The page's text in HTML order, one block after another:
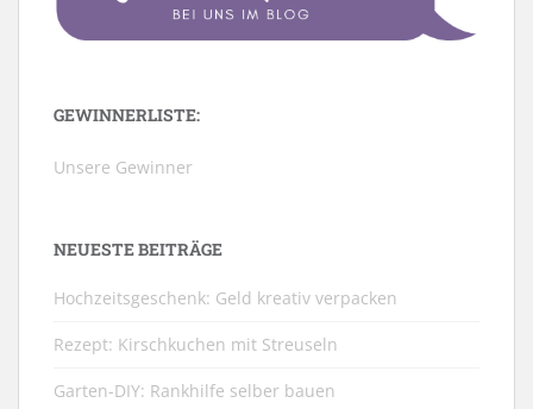
GEWINNERLISTE:
Unsere Gewinner
NEUESTE BEITRÄGE
Hochzeitsgeschenk: Geld kreativ verpacken
Rezept: Kirschkuchen mit Streuseln
Garten-DIY: Rankhilfe selber bauen